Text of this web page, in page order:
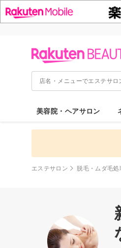
美容院・ヘアサロン
エステサロン 脱毛・ムダ毛処